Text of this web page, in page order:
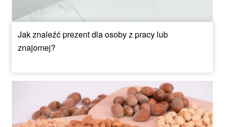
Jak znaleźć prezent dla osoby z pracy lub
znajomej?